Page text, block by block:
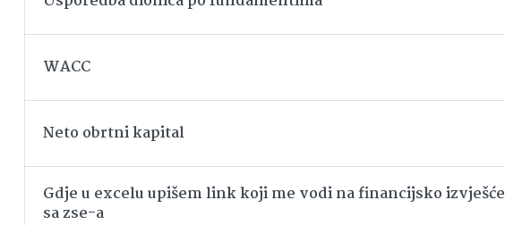
WACC
Neto obrtni kapital
Gdje u excelu upišem link koji me vodi na financijsko izvješće
sa zse-a